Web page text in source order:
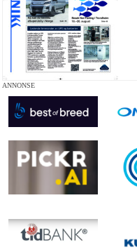
ANNONSE